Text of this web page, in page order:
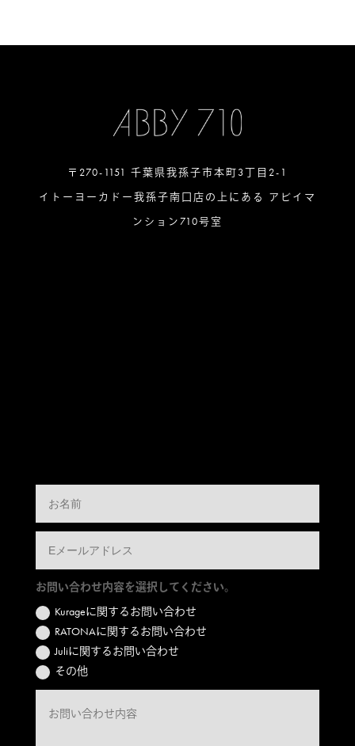
〒270-1151 千葉県我孫子市本町3丁目2-1
イトーヨーカドー我孫子南口店の上にある アビイマ
ンション710号室
お問い合わせ内容を選択してください。
Kurageに関するお問い合わせ
RATONAに関するお問い合わせ
Juliに関するお問い合わせ
その他